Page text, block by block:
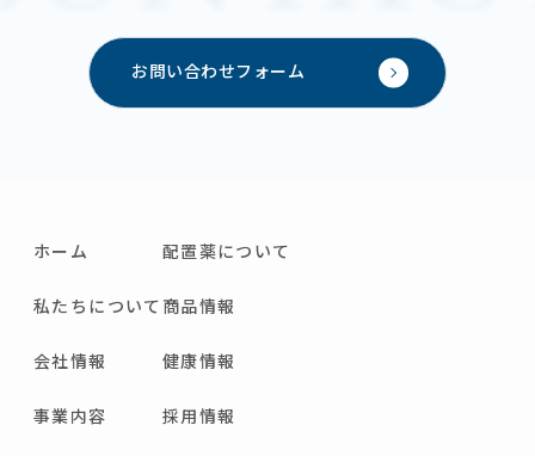
お問い合わせフォーム
ホーム
私たちについて
会社情報
事業内容
配置薬について
商品情報
健康情報
採用情報